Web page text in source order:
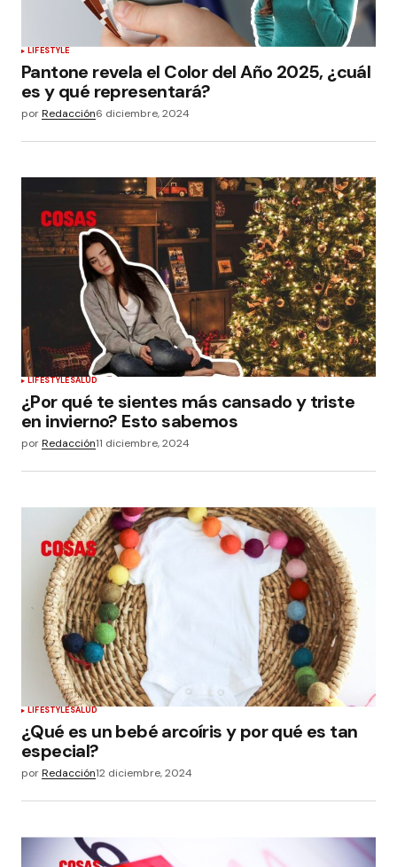
LIFESTYLE
Pantone revela el Color del Año 2025, ¿cuál
es y qué representará?
porRedacción6 diciembre, 2024
LIFESTYLESALUD
¿Por qué te sientes más cansado y triste
en invierno? Esto sabemos
porRedacción11 diciembre, 2024
LIFESTYLESALUD
¿Qué es un bebé arcoíris y por qué es tan
especial?
porRedacción12 diciembre, 2024